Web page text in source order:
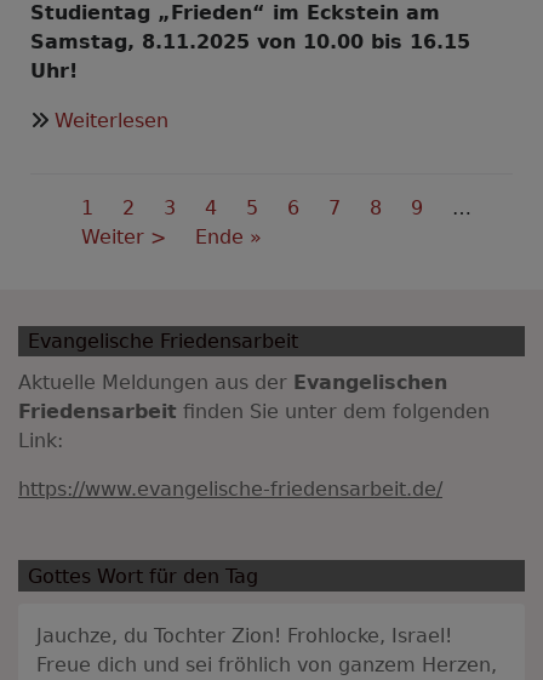
Studientag „Frieden“ im Eckstein am
Samstag, 8.11.2025 von 10.00 bis 16.15
Uhr!
Weiterlesen
dienen
Seitennummerierung
Aktuelle
Seite
1 Seite
2 Seite
3 Seite
4 Seite
5 Seite
6 Seite
7 Seite
8 Seite
9
…
Nächste
Weiter >
Last
Ende »
Evangelische Friedensarbeit
Aktuelle Meldungen aus der Evangelischen
Friedensarbeit finden Sie unter dem folgenden
Link:
https://www.evangelische-friedensarbeit.de/
Gottes Wort für den Tag
Jauchze, du Tochter Zion! Frohlocke, Israel!
Freue dich und sei fröhlich von ganzem Herzen,